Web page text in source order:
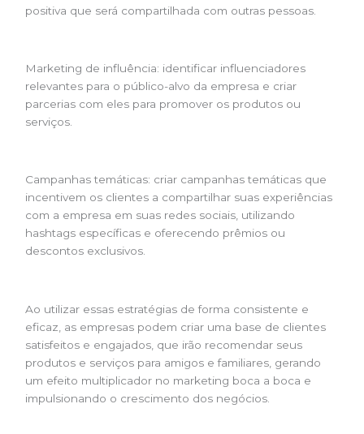
positiva que será compartilhada com outras pessoas.
Marketing de influência: identificar influenciadores
relevantes para o público-alvo da empresa e criar
parcerias com eles para promover os produtos ou
serviços.
Campanhas temáticas: criar campanhas temáticas que
incentivem os clientes a compartilhar suas experiências
com a empresa em suas redes sociais, utilizando
hashtags específicas e oferecendo prêmios ou
descontos exclusivos.
Ao utilizar essas estratégias de forma consistente e
eficaz, as empresas podem criar uma base de clientes
satisfeitos e engajados, que irão recomendar seus
produtos e serviços para amigos e familiares, gerando
um efeito multiplicador no marketing boca a boca e
impulsionando o crescimento dos negócios.